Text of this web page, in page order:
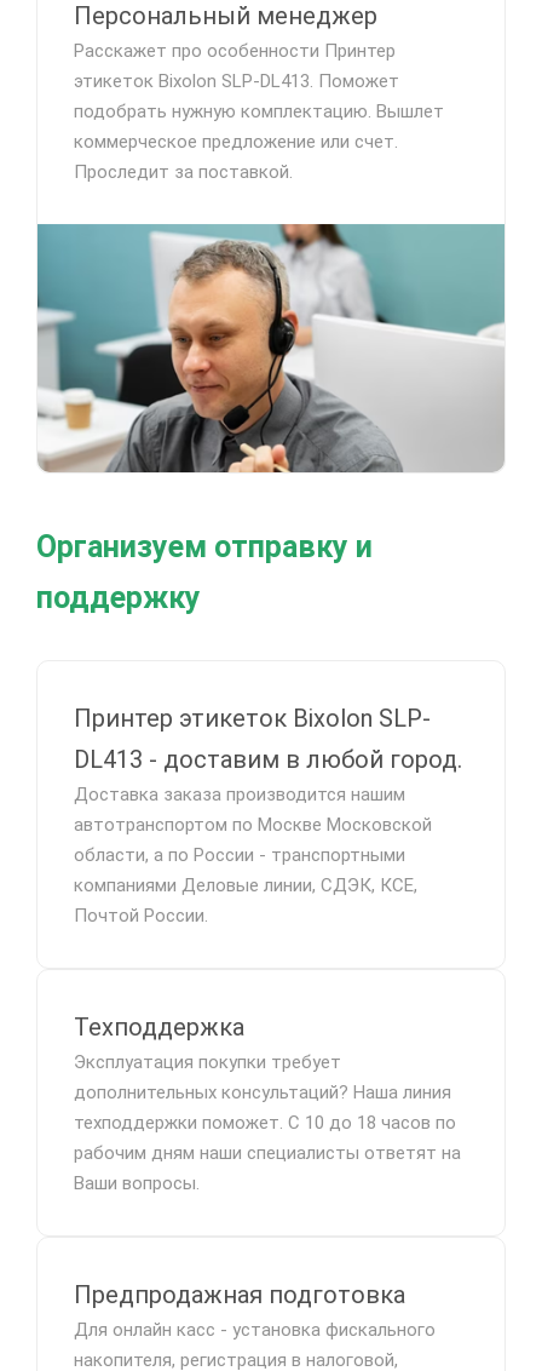
Персональный менеджер
Расскажет про особенности Принтер
этикеток Bixolon SLP-DL413. Поможет
подобрать нужную комплектацию. Вышлет
коммерческое предложение или счет.
Проследит за поставкой.
Организуем отправку и
поддержку
Принтер этикеток Bixolon SLP-
DL413 - доставим в любой город.
Доставка заказа производится нашим
автотранспортом по Москве Московской
области, а по России - транспортными
компаниями Деловые линии, СДЭК, КСЕ,
Почтой России.
Техподдержка
Эксплуатация покупки требует
дополнительных консультаций? Наша линия
техподдержки поможет. С 10 до 18 часов по
рабочим дням наши специалисты ответят на
Ваши вопросы.
Предпродажная подготовка
Для онлайн касс - установка фискального
накопителя, регистрация в налоговой,